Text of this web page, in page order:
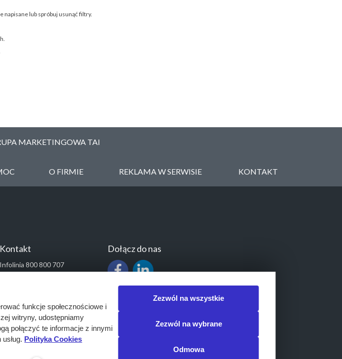
napisane lub spróbuj usunąć filtry.
MARKETINGOWA TAI
O FIRMIE REKLAMA W SERWISIE KONTAKT
Kontakt
Infolinia 800 800 707
Dołącz do nas
funkcje społecznościowe i
witryny, udostępniamy
połączyć te informacje z innymi
Polityka Cookies
Zezwól na wszystkie
Zezwól na wybrane
Odmowa